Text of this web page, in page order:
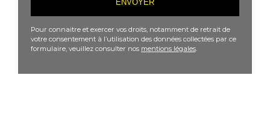
Pour connaitre et exercer vos droits, notamment de retrait de
votre consentement à l’utilisation des données collectées par ce
formulaire, veuillez consulter nos mentions légales